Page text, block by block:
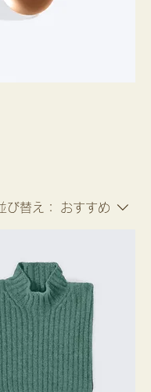
び替え： おすすめ